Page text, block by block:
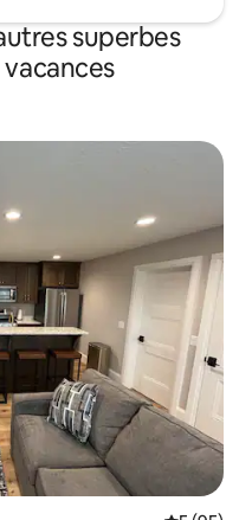
superbes
appréciés